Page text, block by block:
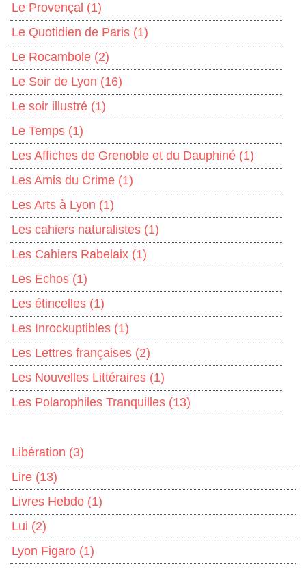
Le Provençal (1)
Le Quotidien de Paris (1)
Le Rocambole (2)
Le Soir de Lyon (16)
Le soir illustré (1)
Le Temps (1)
Les Affiches de Grenoble et du Dauphiné (1)
Les Amis du Crime (1)
Les Arts à Lyon (1)
Les cahiers naturalistes (1)
Les Cahiers Rabelaix (1)
Les Echos (1)
Les étincelles (1)
Les Inrockuptibles (1)
Les Lettres françaises (2)
Les Nouvelles Littéraires (1)
Les Polarophiles Tranquilles (13)
Libération (3)
Lire (13)
Livres Hebdo (1)
Lui (2)
Lyon Figaro (1)